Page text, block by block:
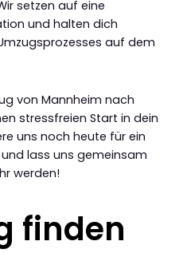
setzen auf eine
und halten dich
auf dem
von Mannheim nach
stressfreien Start in dein
uns noch heute für ein
lass uns gemeinsam
werden!
finden